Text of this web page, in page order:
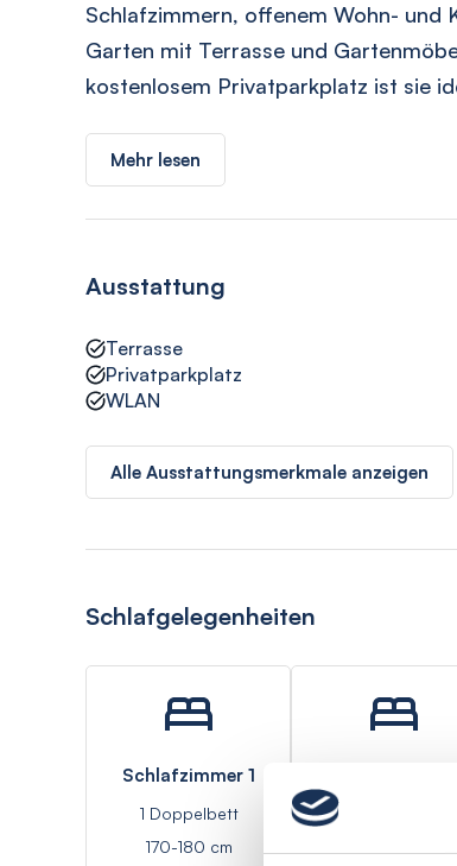
Schlafzimmern, offenem Wohn- und
Garten mit Terrasse und
kostenlosem Privatparkplatz ist sie
Mehr lesen
Ausstattung
Terrasse
Privatparkplatz
WLAN
Alle Ausstattungsmerkmale anzeigen
Schlafgelegenheiten
Schlafzimmer 1
1 Doppelbett
170-180 cm